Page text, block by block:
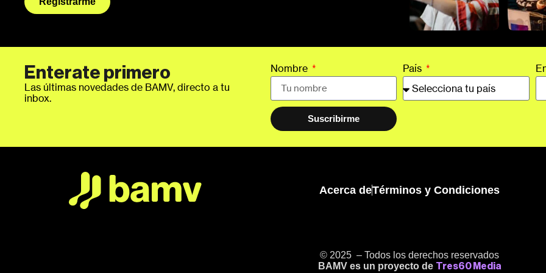
Enterate primero
Las últimas novedades de BAMV, directo a tu
inbox.
Nombre País
Suscribirme
Acerca deTérminos y Condiciones
© 2025 – Todos los derechos reservados
BAMV es un proyecto de Tres60 Media